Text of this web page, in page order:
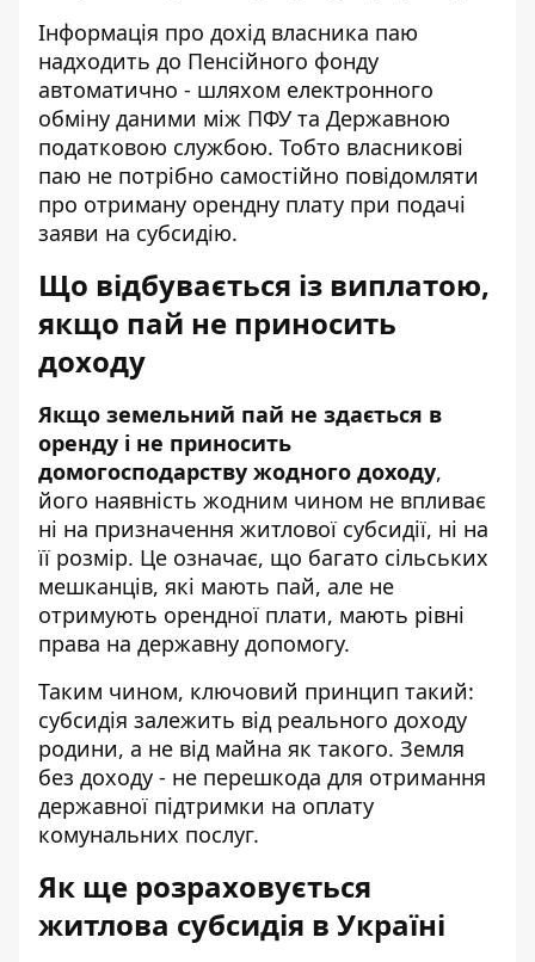
Інформація про дохід власника паю
надходить до Пенсійного фонду
автоматично - шляхом електронного
обміну даними між ПФУ та Державною
податковою службою. Тобто власникові
паю не потрібно самостійно повідомляти
про отриману орендну плату при подачі
заяви на субсидію.
Що відбувається із виплатою,
якщо пай не приносить
доходу
Якщо земельний пай не здається в
оренду і не приносить
домогосподарству жодного доходу,
його наявність жодним чином не впливає
ні на призначення житлової субсидії, ні на
її розмір. Це означає, що багато сільських
мешканців, які мають пай, але не
отримують орендної плати, мають рівні
права на державну допомогу.
Таким чином, ключовий принцип такий:
субсидія залежить від реального доходу
родини, а не від майна як такого. Земля
без доходу - не перешкода для отримання
державної підтримки на оплату
комунальних послуг.
Як ще розраховується
житлова субсидія в Україні